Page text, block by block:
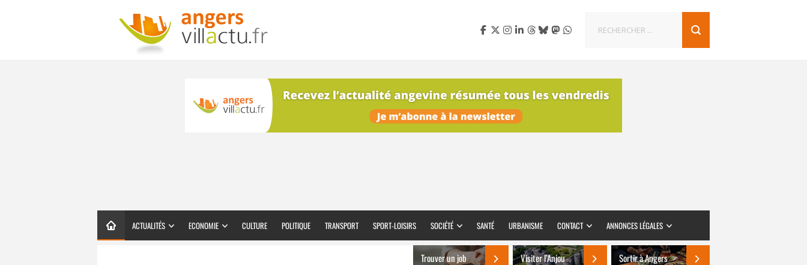
ACTUALITÉS ECONOMIE CULTURE POLITIQUE TRANSPORT SPORT-LOISIRS SOCIÉTÉ SANTÉ URBANISME CONTACT ANNONCES LÉGALES
Trouver un job Visiter l’Anjou Sortir à Angers